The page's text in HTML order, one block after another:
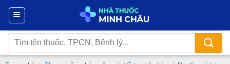
Chuyển
nội
dung
Tìm
kiếm: